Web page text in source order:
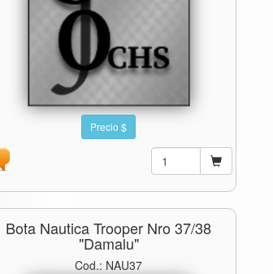
Precio $
Bota Nautica Trooper Nro 37/38
"damalu"
Cod.: NAU37